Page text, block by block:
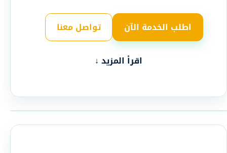
اطلب الخدمة الآن تواصل معنا
اقرأ المزيد ↓